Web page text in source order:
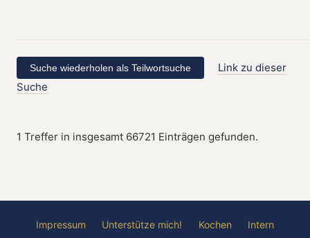
Link zu dieser
Suche
1 Treffer in insgesamt 66721 Einträgen gefunden.
Impressum Unterstütze mich! Kochen Intern